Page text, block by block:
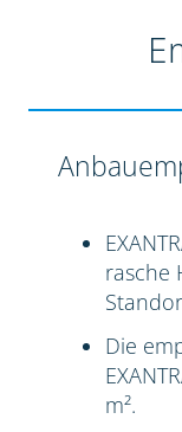
rasche
Die
m².